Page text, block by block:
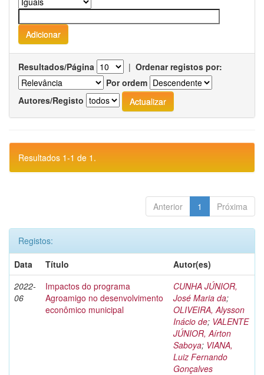
Resultados/Página | Ordenar registos por:
Por ordem
Autores/Registo
Resultados 1-1 de 1.
Anterior 1 Próxima
Registos:
Data
Título
Autor(es)
2022-
06
Impactos do programa
Agroamigo no desenvolvimento
econômico municipal
CUNHA JÚNIOR,
José Maria da;
OLIVEIRA, Alysson
Inácio de; VALENTE
JÚNIOR, Aírton
Saboya; VIANA,
Luiz Fernando
Gonçalves